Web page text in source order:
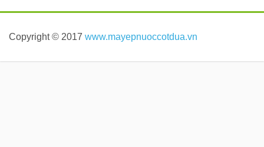
Copyright © 2017 www.mayepnuoccotdua.vn